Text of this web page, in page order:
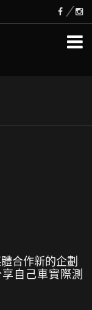
合作新的企劃
自己車實際測